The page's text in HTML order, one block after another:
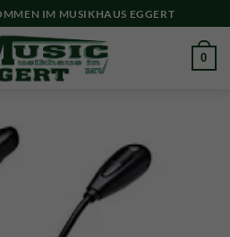
IM MUSIKHAUS EGGERT
0